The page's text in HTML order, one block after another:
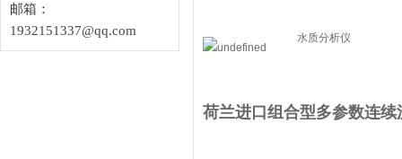
邮箱：
1932151337@qq.com
荷兰进口组合型多参数连